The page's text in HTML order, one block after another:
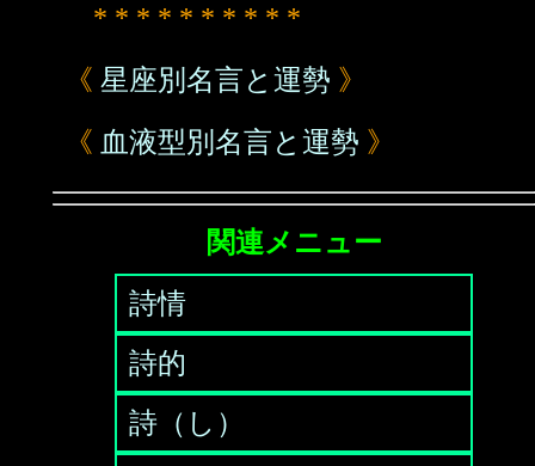
* * * * * * * * * *
《 星座別名言と運勢 》
《 血液型別名言と運勢 》
関連メニュー
詩情
詩的
詩（し）